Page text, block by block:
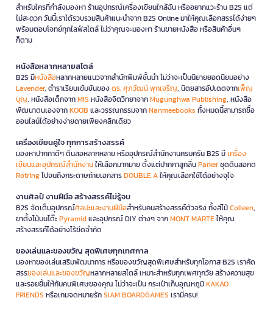
สำหรับใครที่กำลังมองหา ร้านอุปกรณ์เครื่องเขียนใกล้ฉัน หรืออยากแวะร้าน B2S แต่
ไม่สะดวก วันนี้เราได้รวบรวมสินค้าแนะนำจาก B2S Online มาให้คุณเลือกสรรได้ง่ายๆ
พร้อมตอบโจทย์ทุกไลฟ์สไตล์ ไม่ว่าคุณจะมองหา ร้านขายหนังสือ หรือสินค้าอื่นๆ
ก็ตาม
หนังสือหลากหลายสไตล์
B2S มีหนังสือหลากหลายแนวจากสำนักพิมพ์ชั้นนำ ไม่ว่าจะเป็นนิยายยอดนิยมอย่าง
Lavender, ตำราเรียนเข้มข้นของดร. ศุภวัฒน์ พุกเจริญ, นิตยสารอัปเดตจากเพ็ญ
บุญ, หนังสือเด็กจากMIS หนังสือจิตวิทยาจากMugunghwa Publishing, หนังสือ
พัฒนาตนเองจากKOOB และวรรณกรรมจากNanmeebooks ทั้งหมดนี้สามารถซื้อ
ออนไลน์ได้อย่างง่ายดายเพียงคลิกเดียว
เครื่องเขียนคู่ใจ ทุกการสร้างสรรค์
มองหาปากกาดีๆ ดินสอหลากหลาย หรืออุปกรณ์สำนักงานครบครัน B2S มีเครื่อง
เขียนและอุปกรณ์สำนักงานให้เลือกมากมาย ตั้งแต่ปากกาลูกลื่นParkerชุดดินสอกด
Rotringไปจนถึงกระดาษถ่ายเอกสารDOUBLE Aให้คุณเลือกใช้ได้อย่างจุใจ
งานศิลป์ งานฝีมือ สร้างสรรค์ไม่รู้จบ
B2S จัดเต็มอุปกรณ์ศิลปะและงานฝีมือสำหรับคนสร้างสรรค์ตัวจริง ทั้งสีไม้Colleen,
ขาตั้งไม้บนโต๊ะPyramidและอุปกรณ์ DIY ต่างๆ จากMONT MARTEให้คุณ
สร้างสรรค์ได้อย่างไร้ขีดจำกัด
ของเล่นและของขวัญ สุดพิเศษทุกเทศกาล
มองหาของเล่นเสริมพัฒนาการ หรือของขวัญสุดพิเศษสำหรับทุกโอกาส B2S เราคัด
สรรของเล่นและของขวัญหลากหลายสไตล์ เหมาะสำหรับทุกเพศทุกวัย สร้างความสุข
และรอยยิ้มให้กับคนพิเศษของคุณ ไม่ว่าจะเป็น กระเป๋าเก็บอุณหภูมิKAKAO
FRIENDS หรือเกมจดหมายรักSIAM BOARDGAMES เรามีครบ!